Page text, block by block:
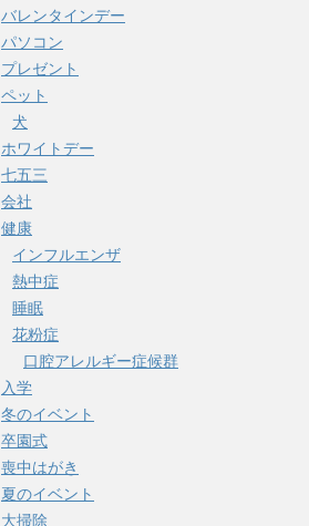
バレンタインデー
パソコン
プレゼント
ペット
犬
ホワイトデー
七五三
会社
健康
インフルエンザ
熱中症
睡眠
花粉症
口腔アレルギー症候群
入学
冬のイベント
卒園式
喪中はがき
夏のイベント
大掃除